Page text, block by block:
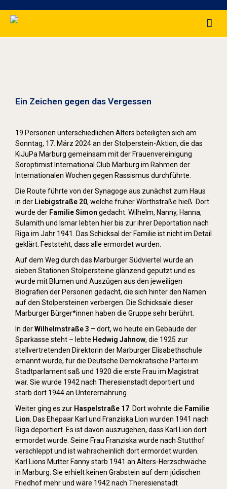
Ein Zeichen gegen das Vergessen
19 Personen unterschiedlichen Alters beteiligten sich am
Sonntag, 17. März 2024 an der Stolperstein-Aktion, die das
KiJuPa Marburg gemeinsam mit der Frauenvereinigung
Soroptimist International Club Marburg im Rahmen der
Internationalen Wochen gegen Rassismus durchführte.
Die Route führte von der Synagoge aus zunächst zum Haus
in der Liebigstraße 20, welche früher Wörthstraße hieß. Dort
wurde der Familie Simon gedacht. Wilhelm, Nanny, Hanna,
Sulamith und Ismar lebten hier bis zur ihrer Deportation nach
Riga im Jahr 1941. Das Schicksal der Familie ist nicht im Detail
geklärt. Feststeht, dass alle ermordet wurden.
Auf dem Weg durch das Marburger Südviertel wurde an
sieben Stationen Stolpersteine glänzend geputzt und es
wurde mit Blumen und Auszügen aus den jeweiligen
Biografien der Personen gedacht, die sich hinter den Namen
auf den Stolpersteinen verbergen. Die Schicksale dieser
Marburger Bürger*innen haben die Gruppe sehr berührt.
In derWilhelmstraße 3 – dort, wo heute ein Gebäude der
Sparkasse steht – lebte Hedwig Jahnow, die 1925 zur
stellvertretenden Direktorin der Marburger Elisabethschule
ernannt wurde, für die Deutsche Demokratische Partei im
Stadtparlament saß und 1920 die erste Frau im Magistrat
war. Sie wurde 1942 nach Theresienstadt deportiert und
starb dort 1944 an Unterernährung.
Weiter ging es zur Haspelstraße 17 . Dort wohnte die Familie
Lion . Das Ehepaar Karl und Franziska Lion wurden 1941 nach
Riga deportiert. Es ist davon auszugehen, dass Karl Lion dort
ermordet wurde. Seine Frau Franziska wurde nach Stutthof
verschleppt und ist wahrscheinlich dort ermordet wurden.
Karl Lions Mutter Fanny starb 1941 an Alters-Herzschwäche
in Marburg. Sie erhielt keinen Grabstein auf dem jüdischen
Friedhof mehr und wäre 1942 nach Theresienstadt